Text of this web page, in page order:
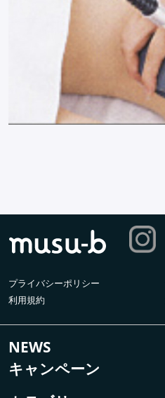
プライバシーポリシー
利用規約
NEWS
キャンペーン